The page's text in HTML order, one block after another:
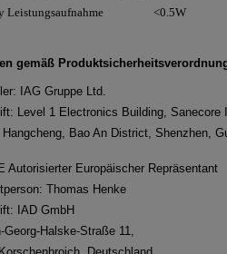
Leistungsaufnahme
<0.5W
gemäß
IAG Gruppe Ltd.
Level 1 Electronics Building, Sanecore
Bao An District, Shenzhen,
Autorisierter Europäischer Repräsentant
Thomas Henke
IAD GmbH
Georg-Halske-Straße 11,